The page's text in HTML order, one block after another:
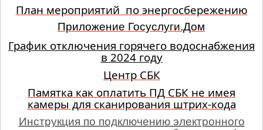
План мероприятий по энергосбережению
Приложение Госуслуги.Дом
График отключения горячего водоснабжения
в 2024 году
Центр СБК
Памятка как оплатить ПД СБК не имея
камеры для сканирования штрих-кода
Инструкция по подключению электронного